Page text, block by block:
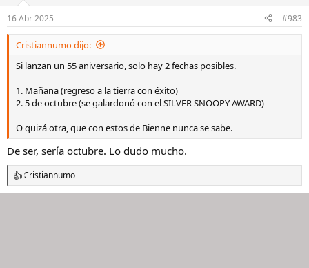
n
e
s
16 Abr 2025 #983
Cristiannumo dijo:
Si lanzan un 55 aniversario, solo hay 2 fechas posibles.
1. Mañana (regreso a la tierra con éxito)
2. 5 de octubre (se galardonó con el SILVER SNOOPY AWARD)
O quizá otra, que con estos de Bienne nunca se sabe.
De ser, sería octubre. Lo dudo mucho.
R
e
Cristiannumo